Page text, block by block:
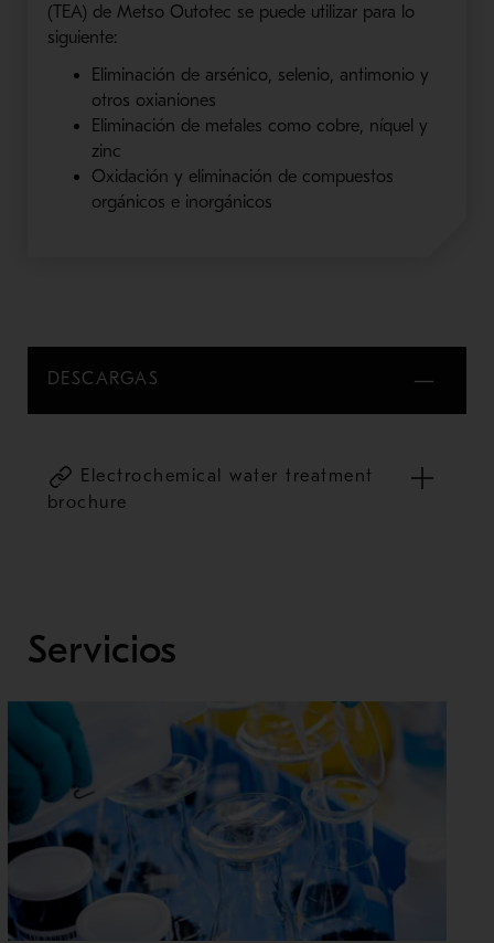
(TEA) de Metso Outotec se puede utilizar para lo
siguiente:
Eliminación de arsénico, selenio, antimonio y
otros oxianiones
Eliminación de metales como cobre, níquel y
zinc
Oxidación y eliminación de compuestos
orgánicos e inorgánicos
DESCARGAS
Electrochemical water treatment
brochure
Servicios